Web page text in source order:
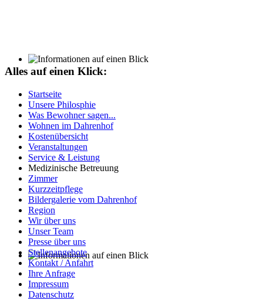
täglichen Begleiter und
Spielgefährten unserer
Bewohner.
Neben unseren Bewohnern versüßen sie auch unseren
Mitarbeitern den Arbeitsalltag.
Wir pflegen das Besondere – und das sieht man bei uns
bereits auf den ersten Blick.
Alles auf einen Klick:
Startseite
Unsere Philosphie
Was Bewohner sagen...
Wohnen im Dahrenhof
Kostenübersicht
Veranstaltungen
Service & Leistung
Medizinische Betreuung
Zimmer
Kurzzeitpflege
Bildergalerie vom Dahrenhof
Region
Wir über uns
Unser Team
Presse über uns
Stellenangebote
Kontakt / Anfahrt
Ihre Anfrage
Impressum
Datenschutz